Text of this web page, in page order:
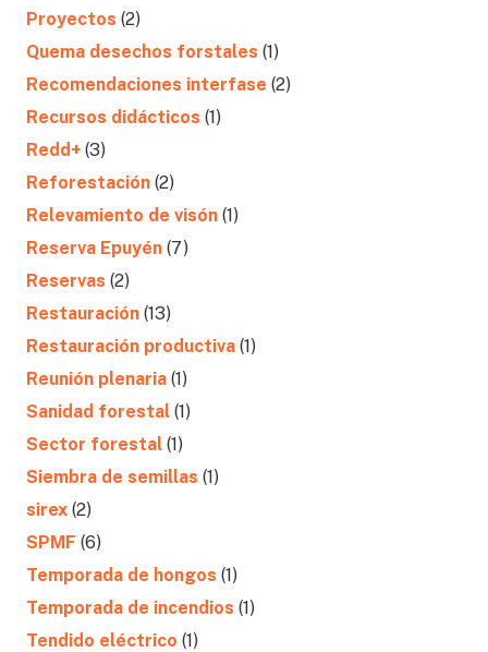
Proyectos (2)
Quema desechos forstales (1)
Recomendaciones interfase (2)
Recursos didácticos (1)
Redd+ (3)
Reforestación (2)
Relevamiento de visón (1)
Reserva Epuyén (7)
Reservas (2)
Restauración (13)
Restauración productiva (1)
Reunión plenaria (1)
Sanidad forestal (1)
Sector forestal (1)
Siembra de semillas (1)
sirex (2)
SPMF (6)
Temporada de hongos (1)
Temporada de incendios (1)
Tendido eléctrico (1)